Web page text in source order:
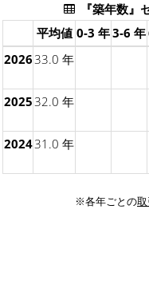
『築年数』
平均値 0-3 年3-6 年
202633.0 年
202532.0 年
202431.0 年
※各年ごとの